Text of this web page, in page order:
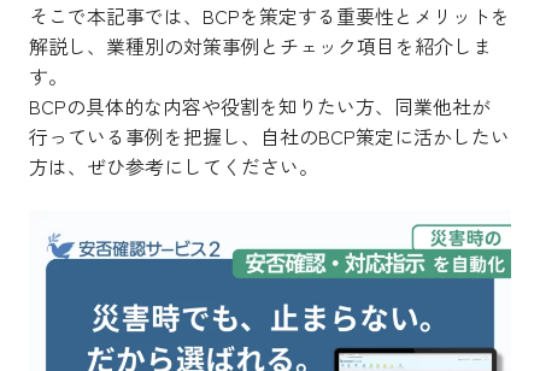
そこで本記事では、BCPを策定する重要性とメリットを
解説し、業種別の対策事例とチェック項目を紹介しま
す。
BCPの具体的な内容や役割を知りたい方、同業他社が
行っている事例を把握し、自社のBCP策定に活かしたい
方は、ぜひ参考にしてください。